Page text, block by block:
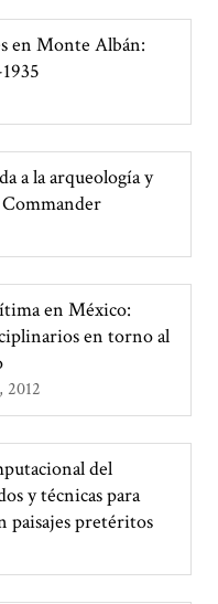
en Monte Albán:
a la arqueología y
en México:
en torno al
2012
del
y técnicas para
paisajes pretéritos